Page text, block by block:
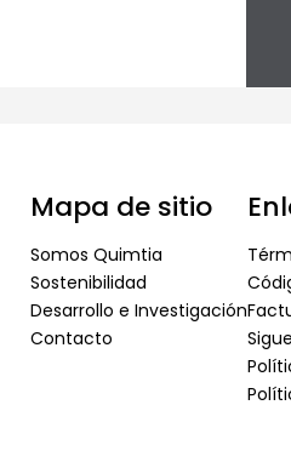
Mapa de sitio
Somos Quimtia
Sostenibilidad
Desarrollo e Investigación
Contacto